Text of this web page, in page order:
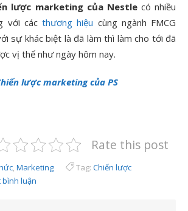
lược marketing của Nestlecó nhiều
với cácthương hiệu cùng ngành FMCG
sự khác biệt là đã làm thì làm cho tới đã
vị thế như ngày hôm nay.
lược marketing của PS
Rate this post
,Marketing Tag: Chiến lược
bình luận